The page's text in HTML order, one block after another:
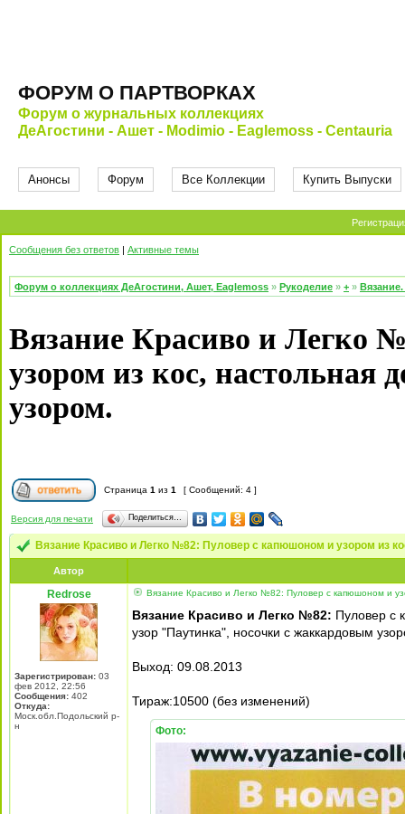
ФОРУМ О ПАРТВОРКАХ
Форум о журнальных коллекциях
ДеАгостини - Ашет - Modimio - Eaglemoss - Centauria
Анонсы Форум Все Коллекции Купить Выпуски
Сообщения без ответов | Активные темы
Форум о коллекциях ДеАгостини, Ашет, Eaglemoss » Рукоделие » + »
Вязание Красиво и Легко
узором из кос, настольная
узором.
Страница 1 из 1 [ Сообщений: 4 ]
Версия для печати Поделиться…
Вязание Красиво и Легко №82: Пуловер с капюшоном и узором из
Автор
Redrose
Зарегистрирован: 03
фев 2012, 22:56
Сообщения: 402
Откуда:
Моск.обл.Подольский р-
н
Вязание Красиво и Легко №82: Пуловер с капюшоном и
Вязание Красиво и Легко №82: Пуловер с
узор "Паутинка", носочки с жаккардовым
Выход: 09.08.2013
Тираж:10500 (без изменений)
Фото: